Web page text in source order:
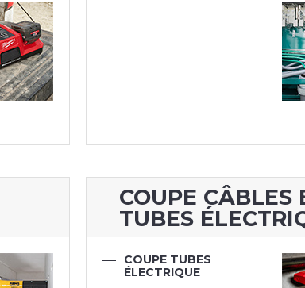
COUPE CÂBLES
TUBES
COUPE TUBES
ÉLECTRIQUE